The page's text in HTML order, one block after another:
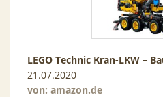
LEGO Technic Kran-LKW –
21.07.2020
von: amazon.de